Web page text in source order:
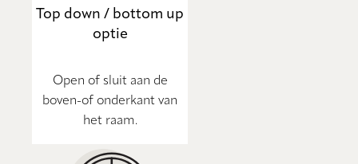
Top down / bottom up
optie
Open of sluit aan de
boven-of onderkant van
het raam.